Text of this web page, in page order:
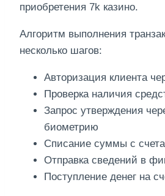
приобретения 7k казино.
Алгоритм выполнения
несколько шагов:
Авторизация клиента
Проверка наличия
Запрос утверждения
биометрию
Списание суммы с
Отправка сведений в
Поступление денег на